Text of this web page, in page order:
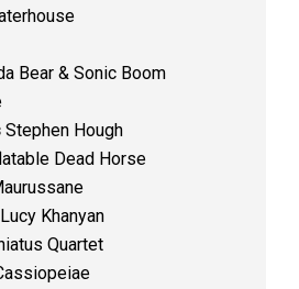
Bear & Sonic Boom
Stephen Hough
Dead Horse
Khanyan
Quartet